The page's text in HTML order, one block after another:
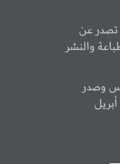
تصدر عن
والنشر
وصدر